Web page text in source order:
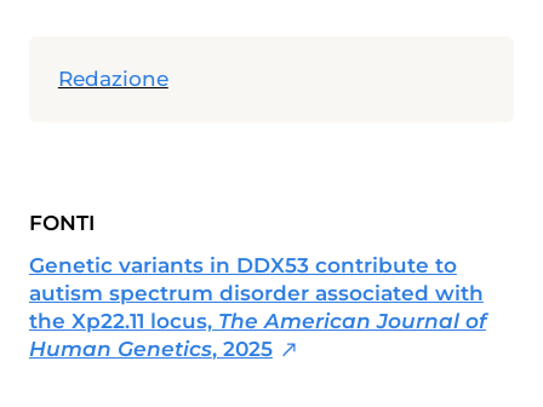
Redazione
FONTI
Genetic variants in DDX53 contribute to
autism spectrum disorder associated with
the Xp22.11 locus, The American Journal of
Human Genetics, 2025